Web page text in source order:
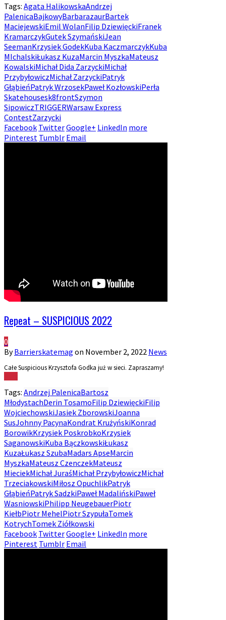
Tags: Agata HalikowskaAndrzej
PalenicaBajkowyBarbarazaurBartek
MaciejewskiEmil WolanFilip DziewięckiFranek
KramarczykGutek SzymańskiJean
SeemanKrzysiek GodekKuba KaczmarczykKuba
MIchalskiŁukasz KuzaMarcin MyszkaMateusz
KowalskiMichał Dida ZarzyckiMichał
PrzybyłowiczMichał ZarzyckiPatryk
GłąbieńPatryk WrzosekPaweł KozłowskiPerła
Skatehousesk8frontSzymon
SipowiczTRIGGERWarsaw Express
ContestZarzycki
Facebook TwitterGoogle+ LinkedIn more
Pinterest Tumblr Email
Repeat – SUSPICIOUS 2022
0
ByBarrierskatemag on November 2, 2022 News
Całe Suspicious Krzysztofa Godka już w sieci. Zapraszamy!
Tags: Andrzej PalenicaBartosz
MłodystachDerin TosamoFilip DziewięckiFilip
WojciechowskiJasiek ZborowskiJoanna
SusJohnny PacynaKondrat KrużyńskiKonrad
BorowikKrzysiek PoskrobkoKrzysiek
SaganowskiKuba BączkowskiŁukasz
KuzaŁukasz SzubaMadars ApseMarcin
MyszkaMateusz CzenczekMateusz
MieciekMichał JuraśMichał PrzybyłowiczMichał
TrzeciakowskiMiłosz OpuchlikPatryk
GłąbieńPatryk SadzkiPaweł MadalińskiPaweł
WasniowskiPhilipp NeugebauerPiotr
KiełbPiotr MehelPiotr SzypułaTomek
KotrychTomek Ziółkowski
Facebook TwitterGoogle+ LinkedIn more
Pinterest Tumblr Email